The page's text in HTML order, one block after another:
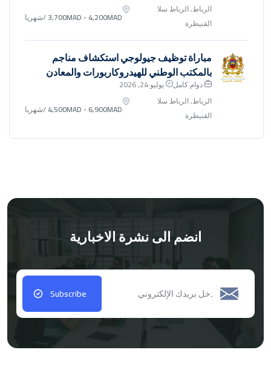
الرباط, الرباط سلا
القنيطرة
3,700MAD - 4,200MAD/شهريا
مباراة توظيف جيولوجي استكشاف مناجم
بالمكتب الوطني للهيدروكاربورات والمعادن
دوام كامل
يوليو 24, 2026
الرباط, الرباط سلا
القنيطرة
4,500MAD - 6,900MAD/شهريا
انضم الى نشرة الاخبارية
Subscribe